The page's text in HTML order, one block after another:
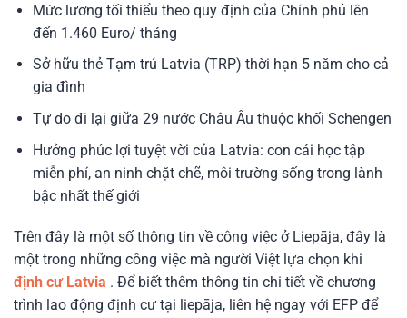
Mức lương tối thiểu theo quy định của Chính phủ lên
đến 1.460 Euro/ tháng
Sở hữu thẻ Tạm trú Latvia (TRP) thời hạn 5 năm cho cả
gia đình
Tự do đi lại giữa 29 nước Châu Âu thuộc khối Schengen
Hưởng phúc lợi tuyệt vời của Latvia: con cái học tập
miễn phí, an ninh chặt chẽ, môi trường sống trong lành
bậc nhất thế giới
Trên đây là một số thông tin về công việc ở Liepāja, đây là
một trong những công việc mà người Việt lựa chọn khi
định cư Latvia . Để biết thêm thông tin chi tiết về chương
trình lao động định cư tại liepāja, liên hệ ngay với EFP để